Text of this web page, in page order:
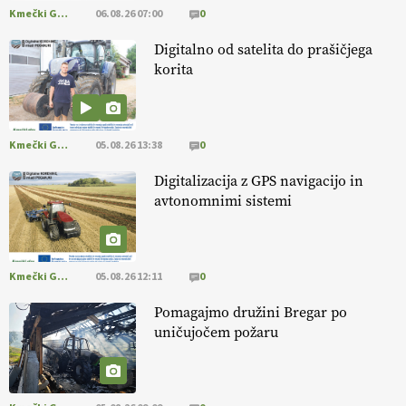
[EKOloško = LOGIČNO
prilagojene sorte
so temelj uspešne ekološke pridelave.
https://t.co/OQSsax7l8V @EUAgri #IMCAP #CAP
https://t.co/PAL0zlhVia
[EKOloško = LOGIČNO
aronije
v dobrem desetletju zrasla v uspešno kmetijsko in
podjetniško zgodbo.
#IMCAP #CAP https://t.co/xp1oihBDaJ
[EKOloško = LOGIČNO
v tujini
. Zato je ekološka pridelava odlična priložnost za slovenske
vinarje
. VEČ
https://t.co/XAe9EbeAbK @EUAgri #IMCAP #CAP
https://t.co/01qpoeLyNP
Kmečki Glas 06.08.26 07:00 0
Digitalno od satelita do prašičjega
korita
Kmečki Glas 05.08.26 13:38 0
Digitalizacija z GPS navigacijo in
avtonomnimi sistemi
Kmečki Glas 05.08.26 12:11 0
Pomagajmo družini Bregar po
uničujočem požaru